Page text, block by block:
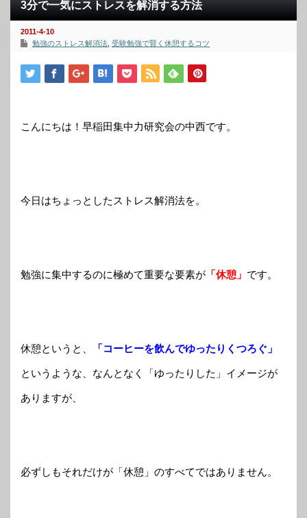
3分で一気にストレスを解消する方法
2011-4-10
勉強のストレス解消法 受験勉強で賢く休憩するコツ
こんにちは！早稲田集中力研究会の中西です。
今日はちょっとしたストレス解消法を。
勉強に集中するのに極めて重要な要素が 「休憩」 です。
休憩というと、 「コーヒーを飲んでゆったりくつろぐ」
というような、なんとなく「ゆったりした」イメージが
ありますが、
必ずしもそれだけが「休憩」のすべてではありません。